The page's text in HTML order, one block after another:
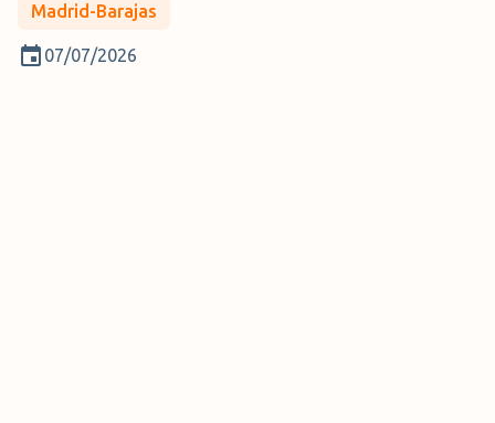
Madrid-Barajas
07/07/2026